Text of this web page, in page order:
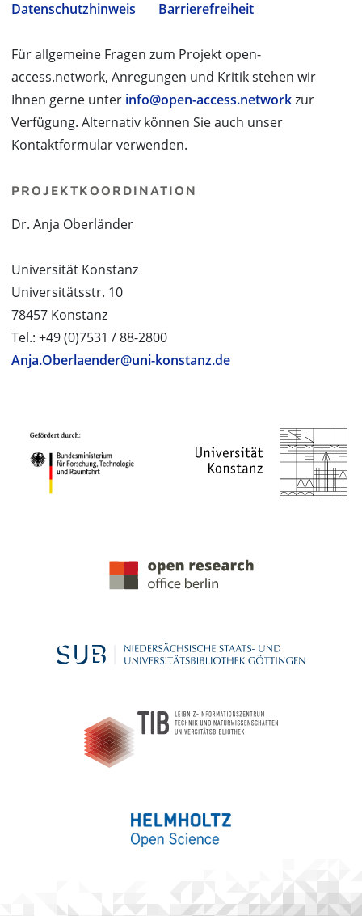
Datenschutzhinweis
Barrierefreiheit
Für allgemeine Fragen zum Projekt open-
access.network, Anregungen und Kritik stehen wir
Ihnen gerne unter info@open-access.networkzur
Verfügung. Alternativ können Sie auch unser
Kontaktformular verwenden.
PROJEKTKOORDINATION
Dr. Anja Oberländer
Universität Konstanz
Universitätsstr. 10
78457 Konstanz
Tel.: +49 (0)7531 / 88-2800
Anja.Oberlaender@uni-konstanz.de